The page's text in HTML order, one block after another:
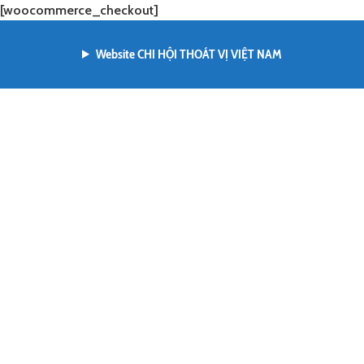
[woocommerce_checkout]
Website CHI HỘI THOÁT VỊ VIỆT NAM